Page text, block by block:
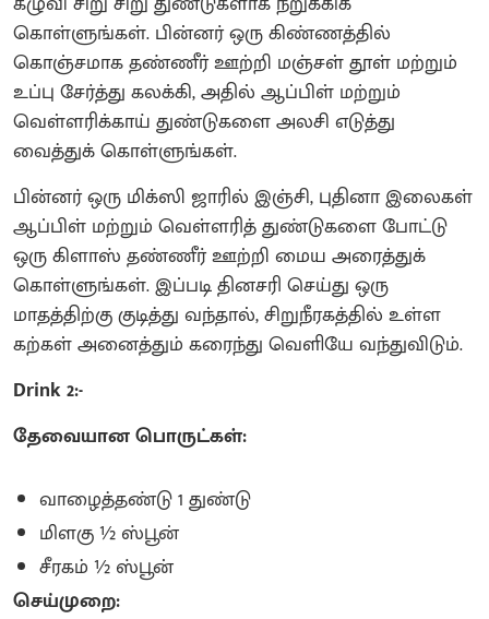
கொள்ளுங்கள். பின்னர் ஒரு கிண்ணத்தில்
கொஞ்சமாக தண்ணீர் ஊற்றி மஞ்சள் தூள் மற்றும்
உப்பு சேர்த்து கலக்கி, அதில் ஆப்பிள் மற்றும்
வெள்ளரிக்காய் துண்டுகளை அலசி எடுத்து
வைத்துக் கொள்ளுங்கள்.
பின்னர் ஒரு மிக்ஸி ஜாரில் இஞ்சி, புதினா இலைகள்
ஆப்பிள் மற்றும் வெள்ளரித் துண்டுகளை போட்டு
ஒரு கிளாஸ் தண்ணீர் ஊற்றி மைய அரைத்துக்
கொள்ளுங்கள். இப்படி தினசரி செய்து ஒரு
மாதத்திற்கு குடித்து வந்தால், சிறுநீரகத்தில் உள்ள
கற்கள் அனைத்தும் கரைந்து வெளியே வந்துவிடும்.
Drink 2:-
தேவையான பொருட்கள்:
வாழைத்தண்டு 1 துண்டு
மிளகு ½ ஸ்பூன்
சீரகம் ½ ஸ்பூன்
செய்முறை: